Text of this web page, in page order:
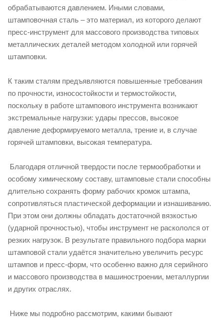
обрабатываются давлением. Иными словами,
штамповочная сталь – это материал, из которого делают
пресс-инструмент для массового производства типовых
металлических деталей методом холодной или горячей
штамповки.
К таким сталям предъявляются повышенные требования
по прочности, износостойкости и термостойкости,
поскольку в работе штампового инструмента возникают
экстремальные нагрузки: удары прессов, высокое
давление деформируемого металла, трение и, в случае
горячей штамповки, высокая температура.
Благодаря отличной твердости после термообработки и
особому химическому составу, штамповые стали способны
длительно сохранять форму рабочих кромок штампа,
сопротивляться пластической деформации и изнашиванию.
При этом они должны обладать достаточной вязкостью
(ударной прочностью), чтобы инструмент не раскололся от
резких нагрузок. В результате правильного подбора марки
штамповой стали удаётся значительно увеличить ресурс
штампов и пресс-форм, что особенно важно для серийного
и массового производства в машиностроении, металлургии
и других отраслях.
Ниже мы подробно рассмотрим, какими бывают